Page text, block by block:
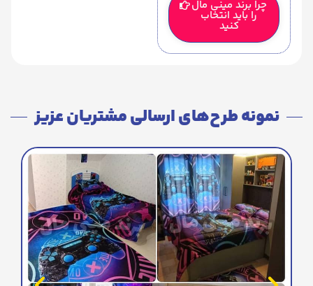
چرا برند مینی مال
را باید انتخاب
کنید
نمونه طرح‌های ارسالی مشتریان عزیز